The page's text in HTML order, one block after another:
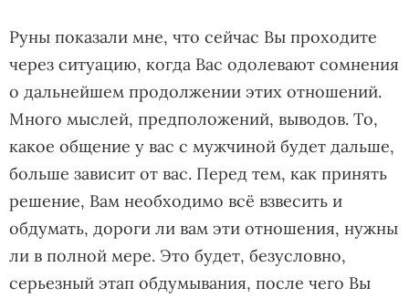
Руны показали мне, что сейчас Вы проходите
через ситуацию, когда Вас одолевают сомнения
о дальнейшем продолжении этих отношений.
Много мыслей, предположений, выводов. То,
какое общение у вас с мужчиной будет дальше,
больше зависит от вас. Перед тем, как принять
решение, Вам необходимо всё взвесить и
обдумать, дороги ли вам эти отношения, нужны
ли в полной мере. Это будет, безусловно,
серьезный этап обдумывания, после чего Вы